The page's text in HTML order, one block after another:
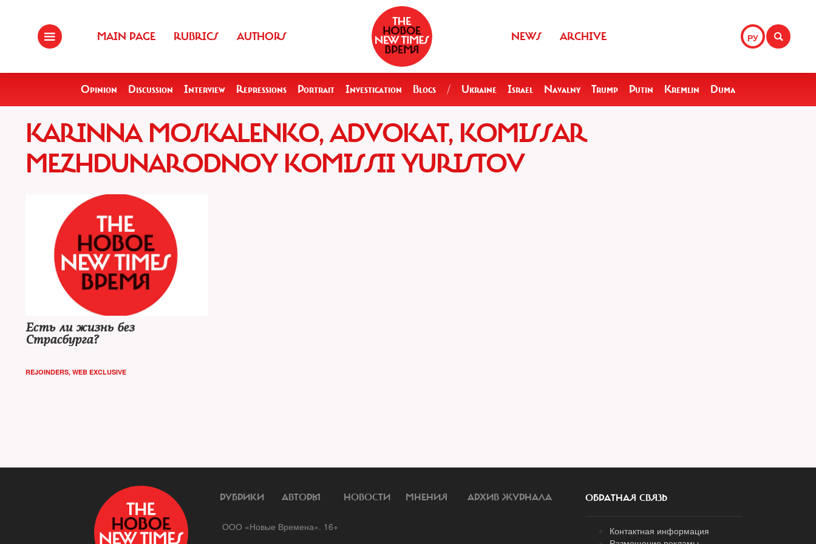
MAIN PAGE RUBRICS AUTHORS РУ
NEWS ARCHIVE
Opinion Discussion Interview Repressions Portrait Investigation Blogs / Ukraine Israel Navalny Trump Putin Kremlin Duma
KARINNA MOSKALENKO, ADVOKAT, KOMISSAR
MEZHDUNARODNOY KOMISSII YURISTOV
Есть ли жизнь без
Страсбурга?
REJOINDERS, WEB EXCLUSIVE
РУБРИКИ АВТОРЫ НОВОСТИ МНЕНИЯ АРХИВ ЖУРНАЛА
ООО «Новые Времена». 16+
ОБРАТНАЯ СВЯЗЬ
Контактная информация